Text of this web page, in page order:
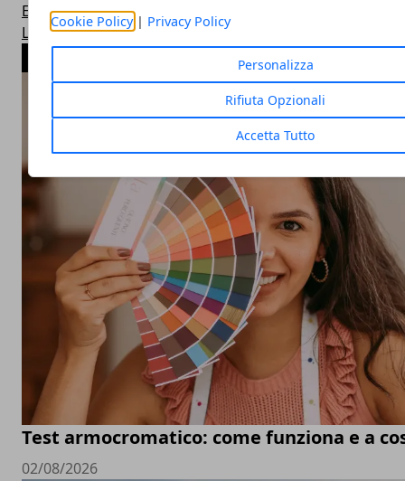
Cookie Policy| Privacy Policy
Personalizza
Rifiuta Opzionali
Accetta Tutto
Esteri
Lotterie ed Estrazioni
Test armocromatico: come funziona e a
02/08/2026